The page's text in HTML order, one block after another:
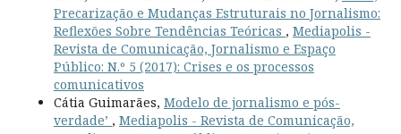
Precarização e Mudanças Estruturais no Jornalismo:
Reflexões Sobre Tendências Teóricas , Mediapolis -
Revista de Comunicação, Jornalismo e Espaço
Público: N.º 5 (2017): Crises e os processos
comunicativos
Cátia Guimarães, Modelo de jornalismo e pós-
verdade’ , Mediapolis - Revista de Comunicação,